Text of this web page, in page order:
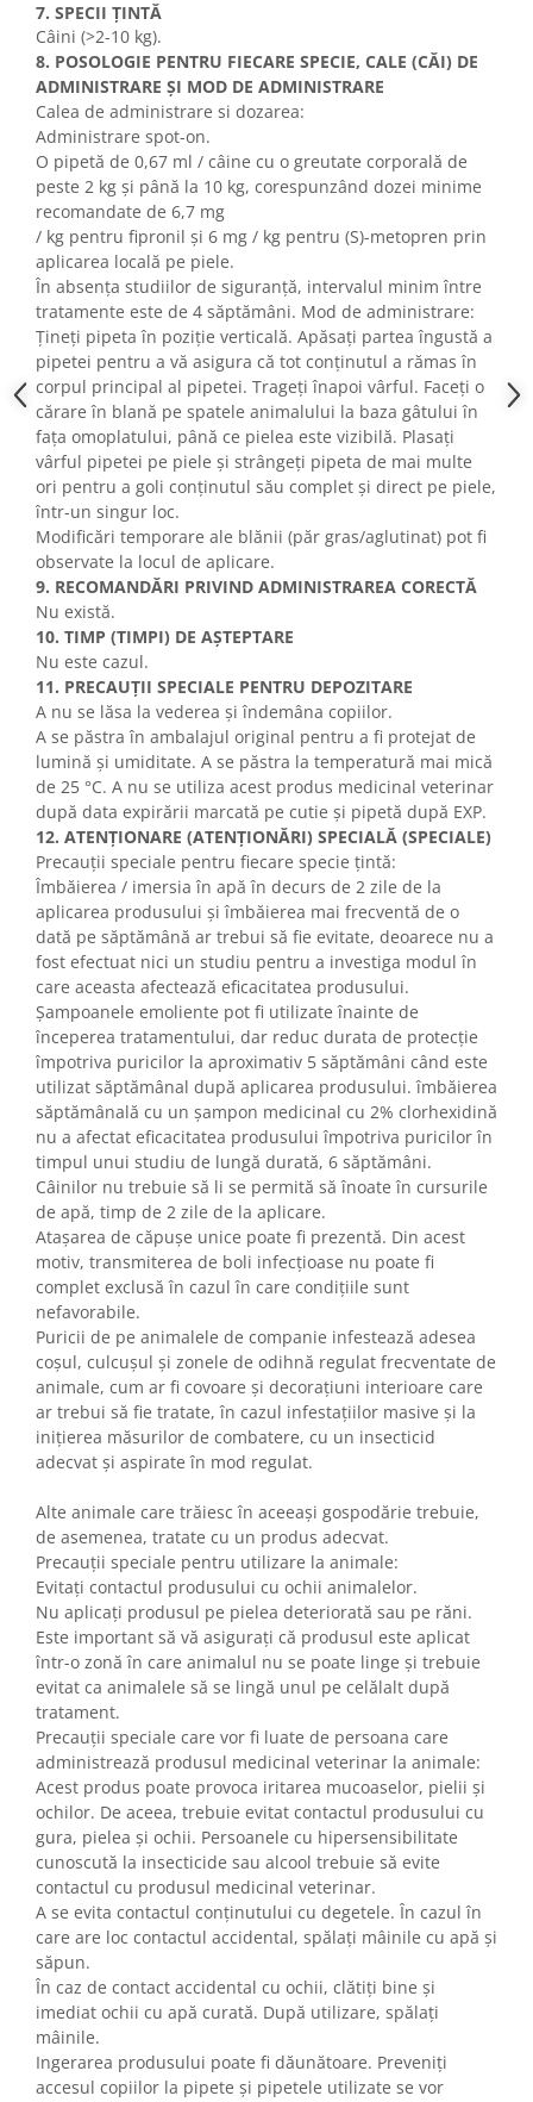
7. SPECII ȚINTĂ
Câini (>2-10 kg).
8. POSOLOGIE PENTRU FIECARE SPECIE, CALE (CĂI) DE
ADMINISTRARE ȘI MOD DE ADMINISTRARE
Calea de administrare si dozarea:
Administrare spot-on.
O pipetă de 0,67 ml / câine cu o greutate corporală de
peste 2 kg și până la 10 kg, corespunzând dozei minime
recomandate de 6,7 mg
/ kg pentru fipronil și 6 mg / kg pentru (S)-metopren prin
aplicarea locală pe piele.
În absența studiilor de siguranță, intervalul minim între
tratamente este de 4 săptămâni. Mod de administrare:
Țineți pipeta în poziție verticală. Apăsați partea îngustă a
pipetei pentru a vă asigura că tot conținutul a rămas în
corpul principal al pipetei. Trageți înapoi vârful. Faceți o
cărare în blană pe spatele animalului la baza gâtului în
fața omoplatului, până ce pielea este vizibilă. Plasați
vârful pipetei pe piele și strângeți pipeta de mai multe
ori pentru a goli conținutul său complet și direct pe piele,
într-un singur loc.
Modificări temporare ale blănii (păr gras/aglutinat) pot fi
observate la locul de aplicare.
9. RECOMANDĂRI PRIVIND ADMINISTRAREA CORECTĂ
Nu există.
10. TIMP (TIMPI) DE AȘTEPTARE
Nu este cazul.
11. PRECAUȚII SPECIALE PENTRU DEPOZITARE
A nu se lăsa la vederea și îndemâna copiilor.
A se păstra în ambalajul original pentru a fi protejat de
lumină și umiditate. A se păstra la temperatură mai mică
de 25 °C. A nu se utiliza acest produs medicinal veterinar
după data expirării marcată pe cutie și pipetă după EXP.
12. ATENȚIONARE (ATENȚIONĂRI) SPECIALĂ (SPECIALE)
Precauții speciale pentru fiecare specie țintă:
Îmbăierea / imersia în apă în decurs de 2 zile de la
aplicarea produsului și îmbăierea mai frecventă de o
dată pe săptămână ar trebui să fie evitate, deoarece nu a
fost efectuat nici un studiu pentru a investiga modul în
care aceasta afectează eficacitatea produsului.
Șampoanele emoliente pot fi utilizate înainte de
începerea tratamentului, dar reduc durata de protecție
împotriva puricilor la aproximativ 5 săptămâni când este
utilizat săptămânal după aplicarea produsului. îmbăierea
săptămânală cu un șampon medicinal cu 2% clorhexidină
nu a afectat eficacitatea produsului împotriva puricilor în
timpul unui studiu de lungă durată, 6 săptămâni.
Câinilor nu trebuie să li se permită să înoate în cursurile
de apă, timp de 2 zile de la aplicare.
Atașarea de căpușe unice poate fi prezentă. Din acest
motiv, transmiterea de boli infecțioase nu poate fi
complet exclusă în cazul în care condițiile sunt
nefavorabile.
Puricii de pe animalele de companie infestează adesea
coșul, culcușul și zonele de odihnă regulat frecventate de
animale, cum ar fi covoare și decorațiuni interioare care
ar trebui să fie tratate, în cazul infestațiilor masive și la
inițierea măsurilor de combatere, cu un insecticid
adecvat și aspirate în mod regulat.
Alte animale care trăiesc în aceeași gospodărie trebuie,
de asemenea, tratate cu un produs adecvat.
Precauții speciale pentru utilizare la animale:
Evitați contactul produsului cu ochii animalelor.
Nu aplicați produsul pe pielea deteriorată sau pe răni.
Este important să vă asigurați că produsul este aplicat
într-o zonă în care animalul nu se poate linge și trebuie
evitat ca animalele să se lingă unul pe celălalt după
tratament.
Precauții speciale care vor fi luate de persoana care
administrează produsul medicinal veterinar la animale:
Acest produs poate provoca iritarea mucoaselor, pielii și
ochilor. De aceea, trebuie evitat contactul produsului cu
gura, pielea și ochii. Persoanele cu hipersensibilitate
cunoscută la insecticide sau alcool trebuie să evite
contactul cu produsul medicinal veterinar.
A se evita contactul conținutului cu degetele. În cazul în
care are loc contactul accidental, spălați mâinile cu apă și
săpun.
În caz de contact accidental cu ochii, clătiți bine și
imediat ochii cu apă curată. După utilizare, spălați
mâinile.
Ingerarea produsului poate fi dăunătoare. Preveniți
accesul copiilor la pipete și pipetele utilizate se vor